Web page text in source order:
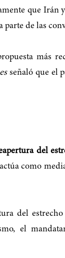
que Irán
de las
más
señaló que el
del
como
del
el